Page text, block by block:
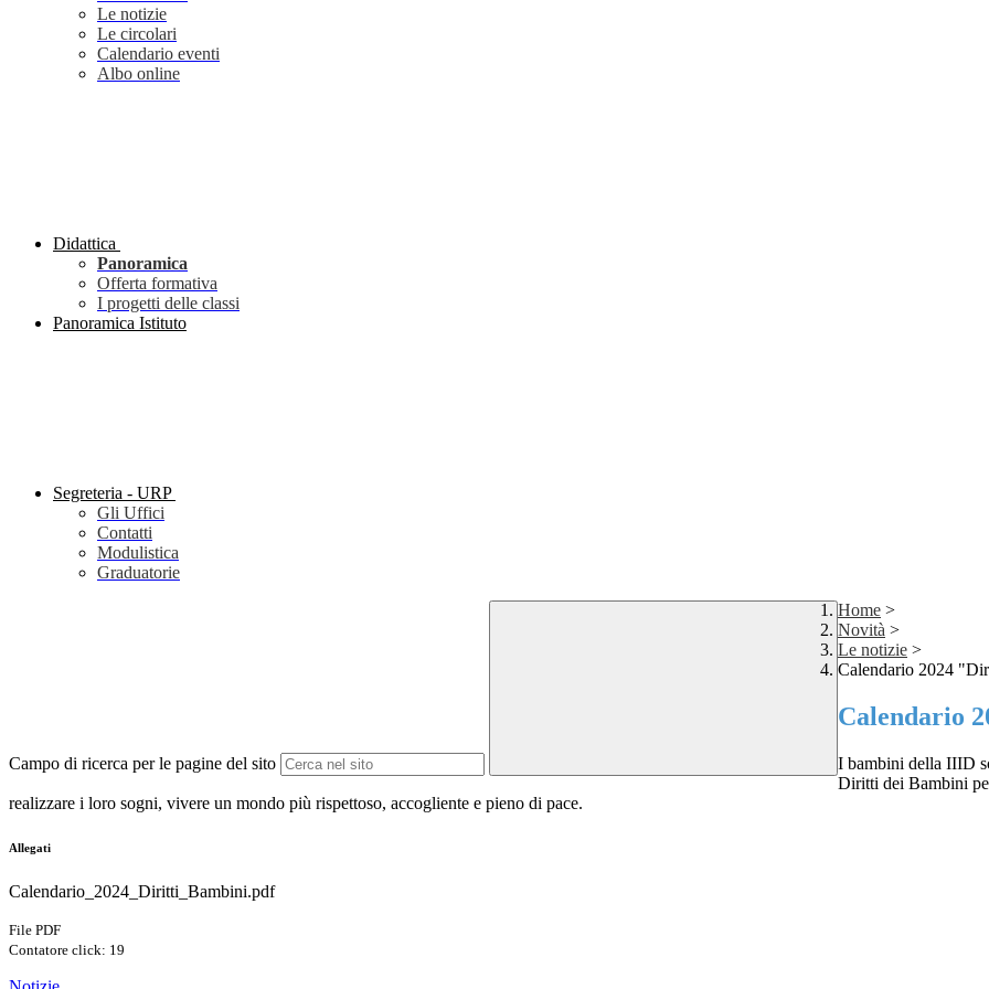
Le notizie
Le circolari
Calendario eventi
Albo online
Didattica
Panoramica
Offerta formativa
I progetti delle classi
Panoramica Istituto
Segreteria - URP
Gli Uffici
Contatti
Modulistica
Graduatorie
Campo di ricerca per le pagine del sito
Home >
Novità >
Le notizie >
Calendario 2024
Calendario
I bambini della IIID
Diritti dei Bambini
realizzare i loro sogni, vivere un mondo più rispettoso, accogliente e pieno di pace.
Allegati
Calendario_2024_Diritti_Bambini.pdf
File PDF
Contatore click: 19